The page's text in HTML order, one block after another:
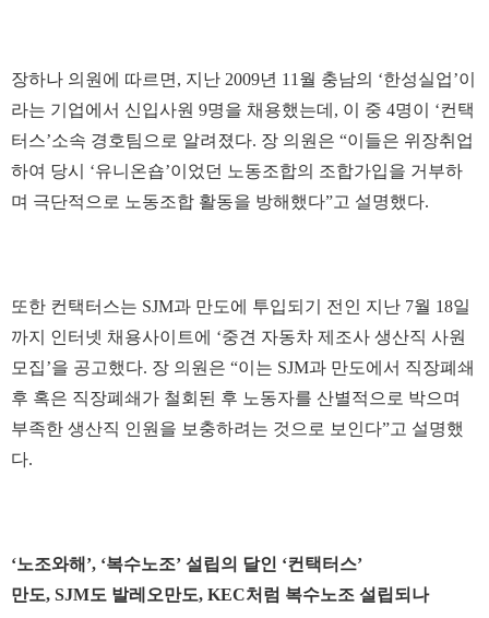
장하나 의원에 따르면, 지난 2009년 11월 충남의 ‘한성실업’이
라는 기업에서 신입사원 9명을 채용했는데, 이 중 4명이 ‘컨택
터스’소속 경호팀으로 알려졌다. 장 의원은 “이들은 위장취업
하여 당시 ‘유니온숍’이었던 노동조합의 조합가입을 거부하
며 극단적으로 노동조합 활동을 방해했다”고 설명했다.
또한 컨택터스는 SJM과 만도에 투입되기 전인 지난 7월 18일
까지 인터넷 채용사이트에 ‘중견 자동차 제조사 생산직 사원
모집’을 공고했다. 장 의원은 “이는 SJM과 만도에서 직장폐쇄
후 혹은 직장폐쇄가 철회된 후 노동자를 산별적으로 박으며
부족한 생산직 인원을 보충하려는 것으로 보인다”고 설명했
다.
‘노조와해’, ‘복수노조’ 설립의 달인 ‘컨택터스’
만도, SJM도 발레오만도, KEC처럼 복수노조 설립되나